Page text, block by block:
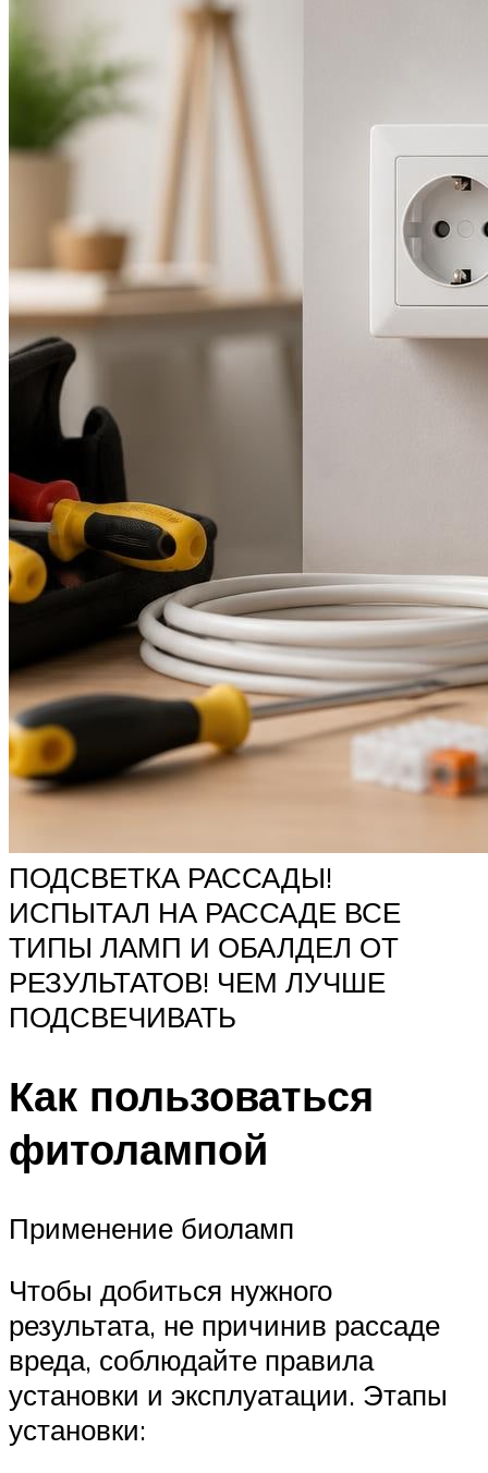
ПОДСВЕТКА РАССАДЫ!
ИСПЫТАЛ НА РАССАДЕ ВСЕ
ТИПЫ ЛАМП И ОБАЛДЕЛ ОТ
РЕЗУЛЬТАТОВ! ЧЕМ ЛУЧШЕ
ПОДСВЕЧИВАТЬ
Как пользоваться
фитолампой
Применение биоламп
Чтобы добиться нужного
результата, не причинив рассаде
вреда, соблюдайте правила
установки и эксплуатации. Этапы
установки: